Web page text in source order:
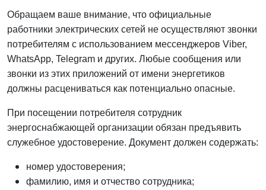
Обращаем ваше внимание, что официальные
работники электрических сетей не осуществляют звонки
потребителям с использованием мессенджеров Viber,
WhatsApp, Telegram и других. Любые сообщения или
звонки из этих приложений от имени энергетиков
должны расцениваться как потенциально опасные.
При посещении потребителя сотрудник
энергоснабжающей организации обязан предъявить
служебное удостоверение. Документ должен содержать:
номер удостоверения;
фамилию, имя и отчество сотрудника;